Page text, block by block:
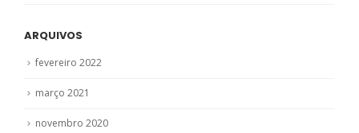
ARQUIVOS
fevereiro 2022
março 2021
novembro 2020